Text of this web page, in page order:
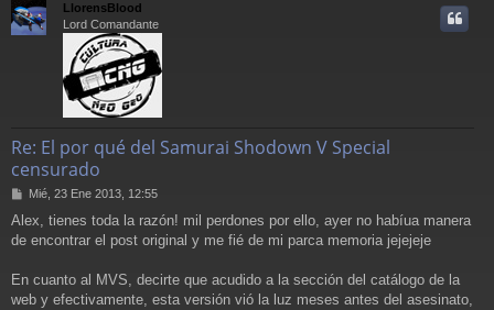
LlorensBlood
Lord Comandante
Re: El por qué del Samurai Shodown V Special
censurado
M
n
s
j
e
Mié, 23 Ene 2013, 12:55
Alex, tienes toda la razón! mil perdones por ello, ayer no habíua manera
de encontrar el post original y me fié de mi parca memoria jejejeje
En cuanto al MVS, decirte que acudido a la sección del catálogo de la
web y efectivamente, esta versión vió la luz meses antes del asesinato,